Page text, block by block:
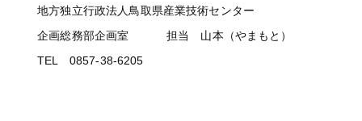
地方独立行政法人鳥取県産業技術センター
企画総務部企画室 担当 山本（やまもと）
TEL 0857-38-6205